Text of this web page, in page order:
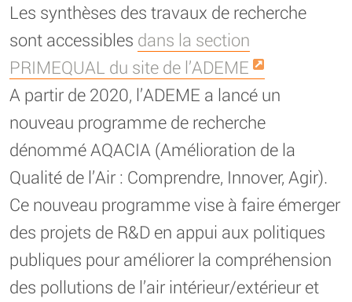
Les synthèses des travaux de recherche
sont accessibles dans la section
PRIMEQUAL du site de l’ADEME
A partir de 2020, l’ADEME a lancé un
nouveau programme de recherche
dénommé AQACIA (Amélioration de la
Qualité de l’Air : Comprendre, Innover, Agir).
Ce nouveau programme vise à faire émerger
des projets de R&D en appui aux politiques
publiques pour améliorer la compréhension
des pollutions de l’air intérieur/extérieur et